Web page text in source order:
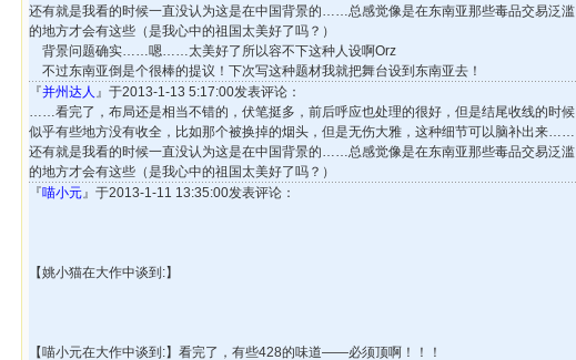
还有就是我看的时候一直没认为这是在中国背景的……总感觉像是在东南亚那些毒品交易泛滥
的地方才会有这些（是我心中的祖国太美好了吗？）
背景问题确实……嗯……太美好了所以容不下这种人设啊Orz
不过东南亚倒是个很棒的提议！下次写这种题材我就把舞台设到东南亚去！
『并州达人 』于2013-1-13 5:17:00发表评论：
……看完了，布局还是相当不错的，伏笔挺多，前后呼应也处理的很好，但是结尾收线的时候
似乎有些地方没有收全，比如那个被换掉的烟头，但是无伤大雅，这种细节可以脑补出来……
还有就是我看的时候一直没认为这是在中国背景的……总感觉像是在东南亚那些毒品交易泛滥
的地方才会有这些（是我心中的祖国太美好了吗？）
『喵小元』于2013-1-11 13:35:00发表评论：
【姚小猫在大作中谈到:】
【喵小元在大作中谈到:】看完了，有些428的味道——必须顶啊！！！